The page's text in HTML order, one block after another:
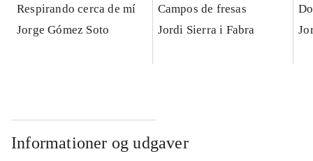
Respirando cerca de mí
Jorge Gómez Soto
Campos de fresas
Jordi Sierra i Fabra
Informationer og udgaver